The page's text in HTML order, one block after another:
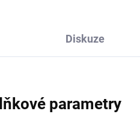
Diskuze
parametry